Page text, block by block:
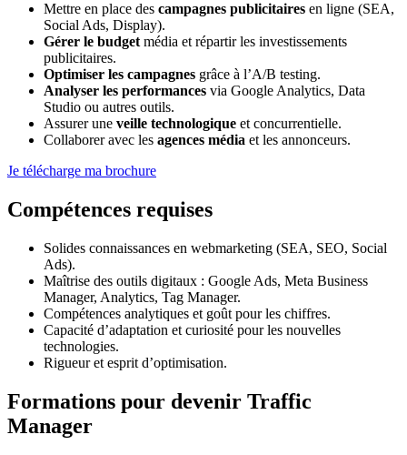
Mettre en place des campagnes publicitaires en ligne (SEA,
Social Ads, Display).
Gérer le budget média et répartir les investissements
publicitaires.
Optimiser les campagnes grâce à l’A/B testing.
Analyser les performances via Google Analytics, Data
Studio ou autres outils.
Assurer une veille technologique et concurrentielle.
Collaborer avec les agences média et les annonceurs.
Je télécharge ma brochure
Compétences requises
Solides connaissances en webmarketing (SEA, SEO, Social
Ads).
Maîtrise des outils digitaux : Google Ads, Meta Business
Manager, Analytics, Tag Manager.
Compétences analytiques et goût pour les chiffres.
Capacité d’adaptation et curiosité pour les nouvelles
technologies.
Rigueur et esprit d’optimisation.
Formations pour devenir Traffic
Manager